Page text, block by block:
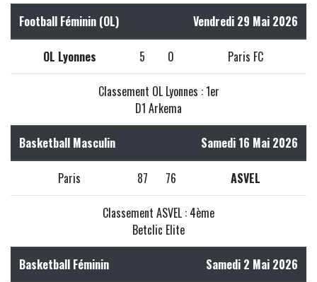
Football Féminin (OL) Vendredi 29 Mai 2026
OL Lyonnes 5 0 Paris FC
Classement OL Lyonnes : 1er
D1 Arkema
Basketball Masculin Samedi 16 Mai 2026
Paris 87 76 ASVEL
Classement ASVEL : 4ème
Betclic Elite
Basketball Féminin Samedi 2 Mai 2026